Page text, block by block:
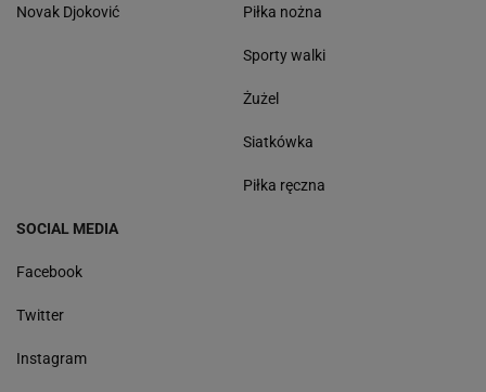
Novak Djoković Piłka nożna
Sporty walki
Żużel
Siatkówka
Piłka ręczna
SOCIAL MEDIA
Facebook
Twitter
Instagram